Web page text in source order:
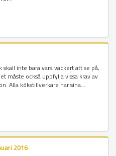
skall inte bara vara vackert att se på,
måste också uppfylla vissa krav av
Alla kökstillverkare har sina...
2016